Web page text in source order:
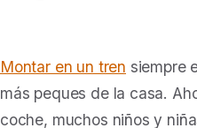
Montar en un tren siempre
más peques de la casa.
coche, muchos niños y